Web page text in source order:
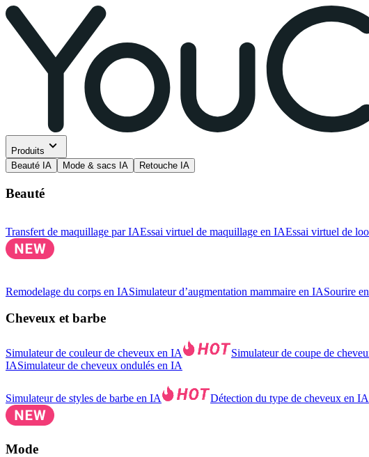
Produits
Beauté IA
Mode & sacs IA Retouche IA
Beauté
Transfert de maquillage par IAEssai virtuel de maquillage en IAEssai virtuel de
Remodelage du corps en IASimulateur d’augmentation mammaire en IASourire
Cheveux et barbe
Simulateur de couleur de cheveux en IA Simulateur de coupe de
IASimulateur de cheveux ondulés en IA
Simulateur de styles de barbe en IA Détection du type de cheveux en IA
Mode